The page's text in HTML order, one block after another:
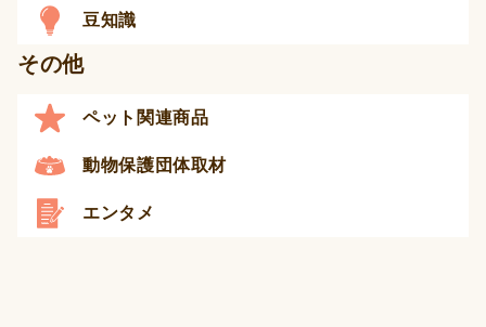
豆知識
その他
ペット関連商品
動物保護団体取材
エンタメ